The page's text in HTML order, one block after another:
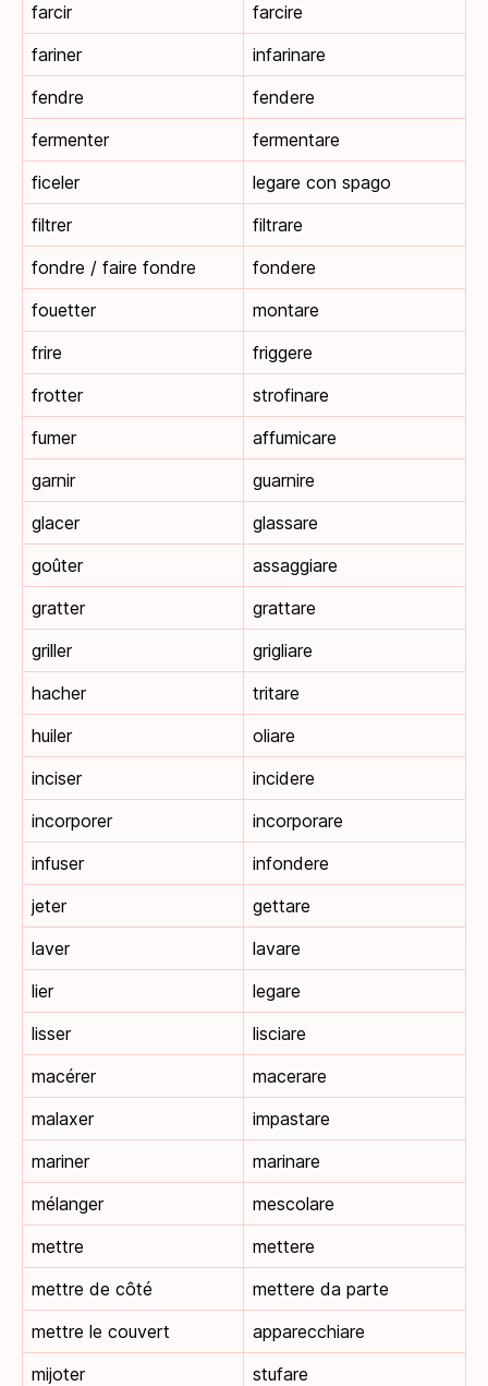
farcir
farcire
fariner
infarinare
fendre
fendere
fermenter
fermentare
ficeler
legare con spago
filtrer
filtrare
fondre / faire fondre
fondere
fouetter
montare
frire
friggere
frotter
strofinare
fumer
affumicare
garnir
guarnire
glacer
glassare
goûter
assaggiare
gratter
grattare
griller
grigliare
hacher
tritare
huiler
oliare
inciser
incidere
incorporer
incorporare
infuser
infondere
jeter
gettare
laver
lavare
lier
legare
lisser
lisciare
macérer
macerare
malaxer
impastare
mariner
marinare
mélanger
mescolare
mettre
mettere
mettre de côté
mettere da parte
mettre le couvert
apparecchiare
mijoter
stufare